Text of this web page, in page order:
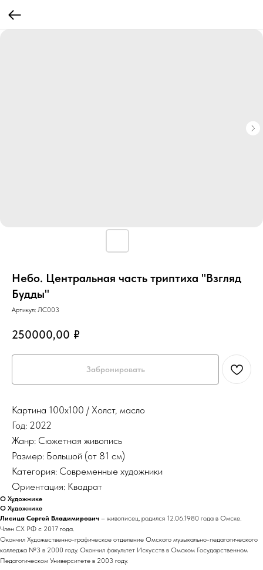
Небо. Центральная часть триптиха "Взгляд
Будды"
Артикул: ЛС003
250000,00 ₽
Забронировать
Картина 100х100 / Холст, масло
Год: 2022
Жанр: Сюжетная живопись
Размер: Большой (от 81 см)
Категория: Современные художники
Ориентация: Квадрат
О Художнике
О Художнике
Лисица Сергей Владимирович – живописец, родился 12.06.1980 года в Омске.
Член СХ РФ с 2017 года.
Окончил Художественно-графическое отделение Омского музыкально-педагогического
колледжа №3 в 2000 году. Окончил факультет Искусств в Омском Государственном
Педагогическом Университете в 2003 году.